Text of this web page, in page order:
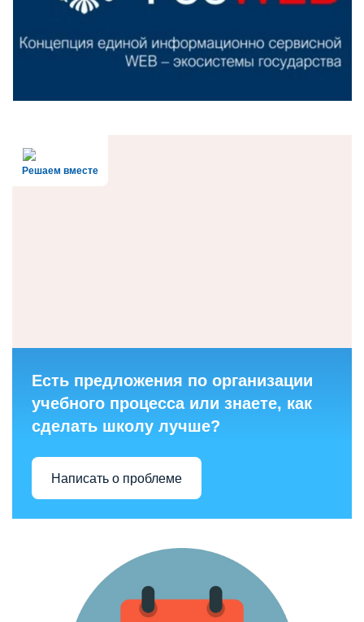
Решаем вместе
Есть предложения по организации
учебного процесса или знаете, как
сделать школу лучше?
Написать о проблеме